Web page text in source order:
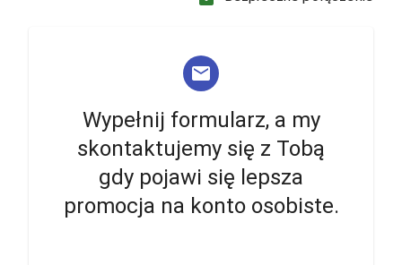
Wypełnij formularz, a my
skontaktujemy się z Tobą
gdy pojawi się lepsza
promocja na konto osobiste.